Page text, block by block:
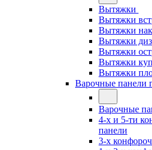
Вытяжки
Вытяжки
Вытяжки
Вытяжки
Вытяжки
Вытяжки
Вытяжки
Варочные панели
Варочные
4-х и 5-ти
панели
3-х